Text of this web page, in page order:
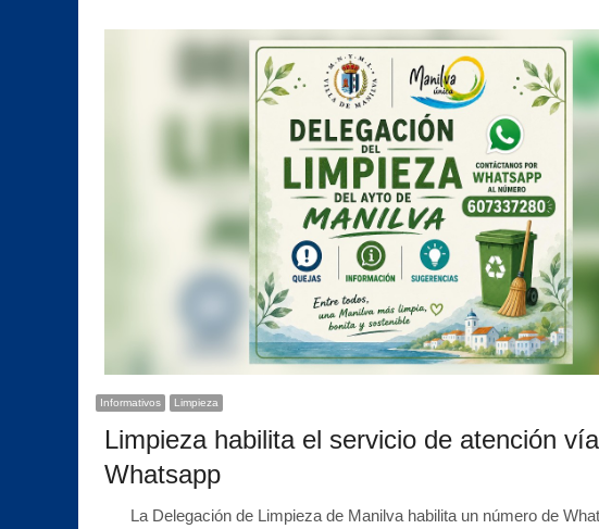
Informativos Limpieza
Limpieza habilita el servicio de atención vía
Whatsapp
La Delegación de Limpieza de Manilva habilita un número de